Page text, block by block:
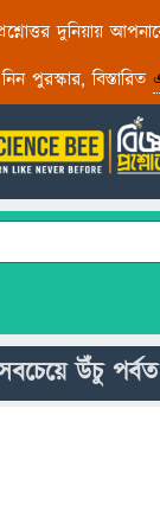
দুনিয়ায়
পুরস্কার, বিস্তারিত
উঁচু